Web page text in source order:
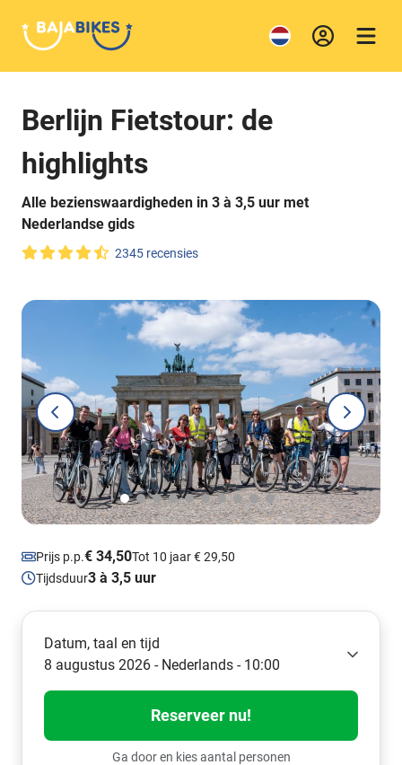
Berlijn Fietstour: de
highlights
Alle bezienswaardigheden in 3 à 3,5 uur met
Nederlandse gids
2345 recensies
Prijs p.p.€ 34,50Tot 10 jaar € 29,50
Tijdsduur3 à 3,5 uur
Datum, taal en tijd
8 augustus 2026 - Nederlands - 10:00
Reserveer nu!
Ga door en kies aantal personen